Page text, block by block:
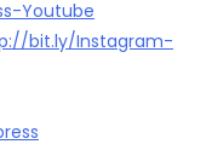
Youtube
bit.ly/Instagram-